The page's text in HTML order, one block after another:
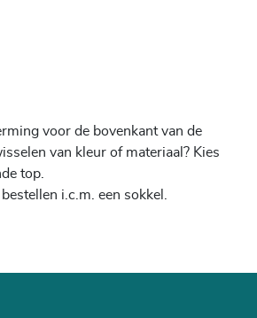
voor de bovenkant van de
van kleur of materiaal? Kies
top.
i.c.m. een sokkel.